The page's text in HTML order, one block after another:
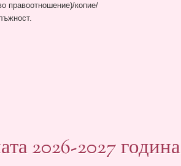
правоотношение)/копие/
2026-2027 година